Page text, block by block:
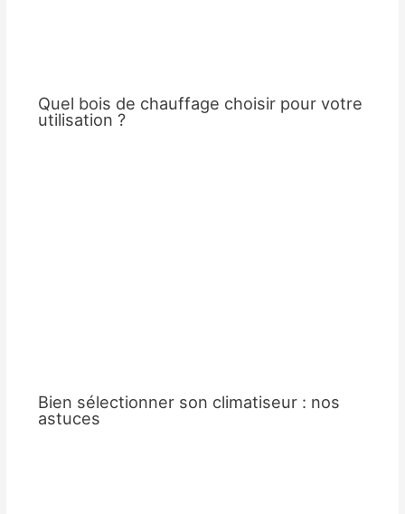
Quel bois de chauffage choisir pour votre
utilisation ?
Bien sélectionner son climatiseur : nos
astuces